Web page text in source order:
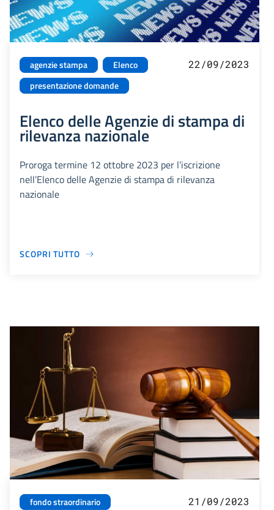
agenzie stampa
Elenco
presentazione domande
22/09/2023
Elenco delle Agenzie di stampa di
rilevanza nazionale
Proroga termine 12 ottobre 2023 per l’iscrizione
nell’Elenco delle Agenzie di stampa di rilevanza
nazionale
SCOPRI TUTTO
fondo straordinario 21/09/2023